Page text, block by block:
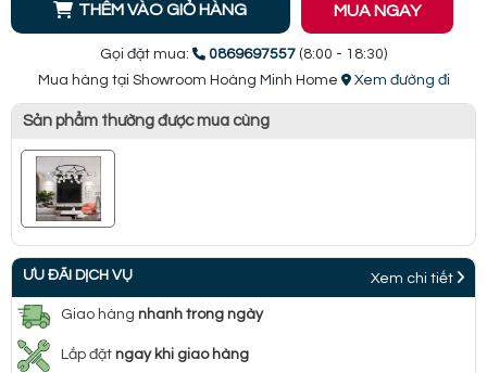
THÊM VÀO GIỎ HÀNG MUA NGAY
Gọi đặt mua: 0869697557 (8:00 - 18:30)
Mua hàng tại Showroom Hoàng Minh Home
Xem đường đi
Sản phẩm thường được mua cùng
ƯU ĐÃI DỊCH VỤ Xem chi tiết
Giao hàng nhanh trong ngày
Lắp đặt ngay khi giao hàng